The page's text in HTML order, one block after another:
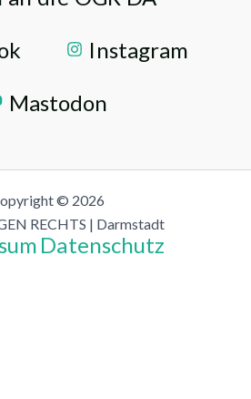
Instagram
Mastodon
© 2026
RECHTS | Darmstadt
Datenschutz